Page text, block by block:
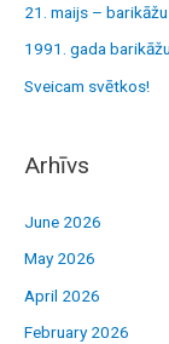
21. maijs –
1991. gada
Sveicam svētkos!
Arhīvs
June 2026
May 2026
April 2026
February 2026